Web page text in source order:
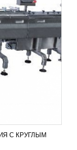
С КРУГЛЫМ
с
для